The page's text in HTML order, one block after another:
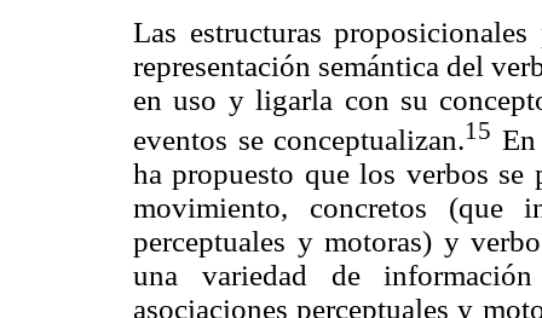
Las estructuras
representación semántica del
en uso y ligarla con su
eventos se conceptualizan.15 En
ha propuesto que los verbos
movimiento, concretos (que
perceptuales y motoras) y
una variedad de
asociaciones perceptuales y